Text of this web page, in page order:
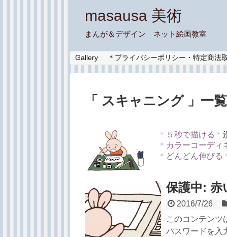
masausa 美術
まんが＆デザイン ネット絵画教室
Gallery ＊プライバシーポリシー・特定商法
「 スキャニング 」一覧
＊ ５秒で描ける ＊
＊ カラーコーディ
＊ どんどん伸びる
保護中: 赤
2016/7/26
このコンテンツ
パスワードを入